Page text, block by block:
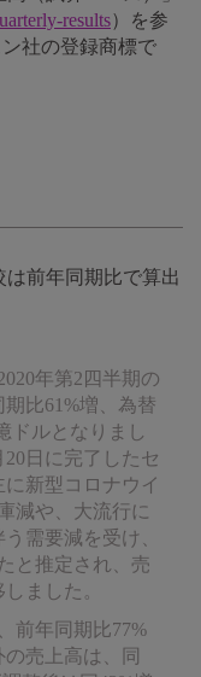
results）を参
社の登録商標で
前年同期比で算出
年第2四半期の
比61%増、為替
ドルとなりまし
日に完了したセ
新型コロナウイ
減や、大流行に
需要減を受け、
と推定され、売
ました。
前年同期比77%
売上高は、同